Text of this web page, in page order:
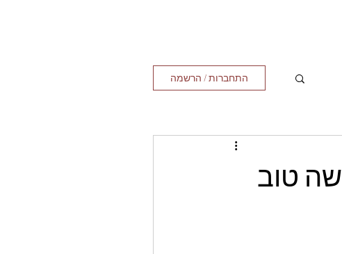
התחברות / הרשמה
טוב